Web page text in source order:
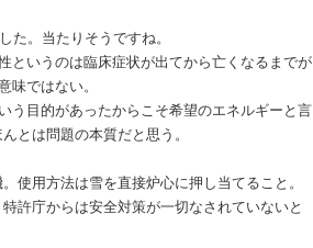
た。当たりそうですね。
というのは臨床症状が出てから亡くなるまでが
味ではない。
う目的があったからこそ希望のエネルギーと言
とは問題の本質だと思う。
使用方法は雪を直接炉心に押し当てること。
許庁からは安全対策が一切なされていないと